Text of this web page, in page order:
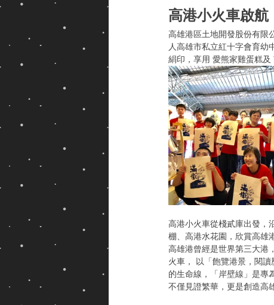
高港小火車啟航
高雄港區土地開發股份有限
人高雄市私立紅十字會育幼
絹印，享用 愛熊家雞蛋糕及
高港小火車從棧貳庫出發，
棚、高港水花園，欣賞高雄
高雄港曾經是世界第三大港
火車， 以「飽覽港景，閱
的生命線，「岸壁線」是專
不僅見證繁華，更是創造高